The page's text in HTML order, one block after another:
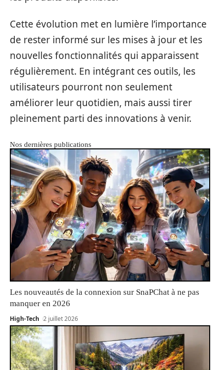
Cette évolution met en lumière l’importance
de rester informé sur les mises à jour et les
nouvelles fonctionnalités qui apparaissent
régulièrement. En intégrant ces outils, les
utilisateurs pourront non seulement
améliorer leur quotidien, mais aussi tirer
pleinement parti des innovations à venir.
Nos dernières publications
Les nouveautés de la connexion sur SnaPChat à ne pas
manquer en 2026
High-Tech 2 juillet 2026